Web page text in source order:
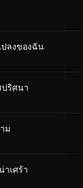
ปลงของฉัน
ปริศนา
ม
าเศร้า